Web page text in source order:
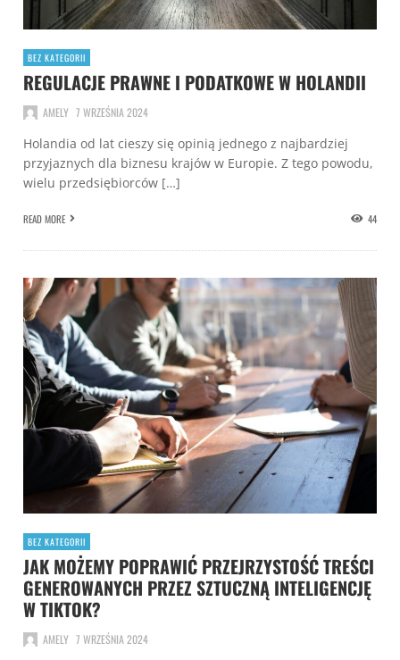
BEZ KATEGORII
REGULACJE PRAWNE I PODATKOWE W HOLANDII
AMELY 7 WRZEŚNIA 2024
Holandia od lat cieszy się opinią jednego z najbardziej
przyjaznych dla biznesu krajów w Europie. Z tego powodu,
wielu przedsiębiorców […]
READ MORE 44
BEZ KATEGORII
JAK MOŻEMY POPRAWIĆ PRZEJRZYSTOŚĆ TREŚCI
GENEROWANYCH PRZEZ SZTUCZNĄ INTELIGENCJĘ
W TIKTOK?
AMELY 7 WRZEŚNIA 2024